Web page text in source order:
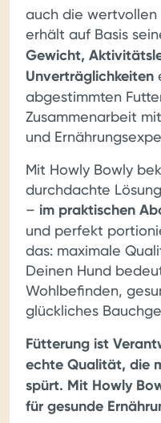
auch die wertvollen
erhält auf Basis
Gewicht,
Unverträglichkeiten
abgestimmten
Zusammenarbeit
und
Mit Howly Bowly
durchdachte
– im praktischen
und perfekt
das: maximale
Deinen Hund
Wohlbefinden,
glückliches
Fütterung ist
echte Qualität, die
spürt. Mit Howly
für gesunde